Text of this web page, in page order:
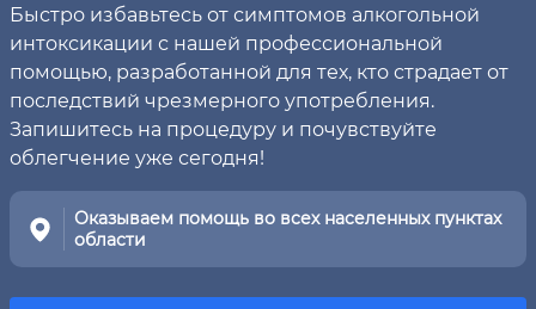
Быстро избавьтесь от симптомов алкогольной
интоксикации с нашей профессиональной
помощью, разработанной для тех, кто страдает от
последствий чрезмерного употребления.
Запишитесь на процедуру и почувствуйте
облегчение уже сегодня!
Оказываем помощь во всех населенных пунктах
области